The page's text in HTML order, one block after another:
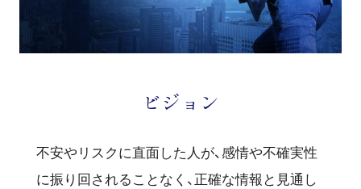
ビジョン
不安やリスクに直面した人が、感情や不確実性
に振り回されることなく、正確な情報と見通し